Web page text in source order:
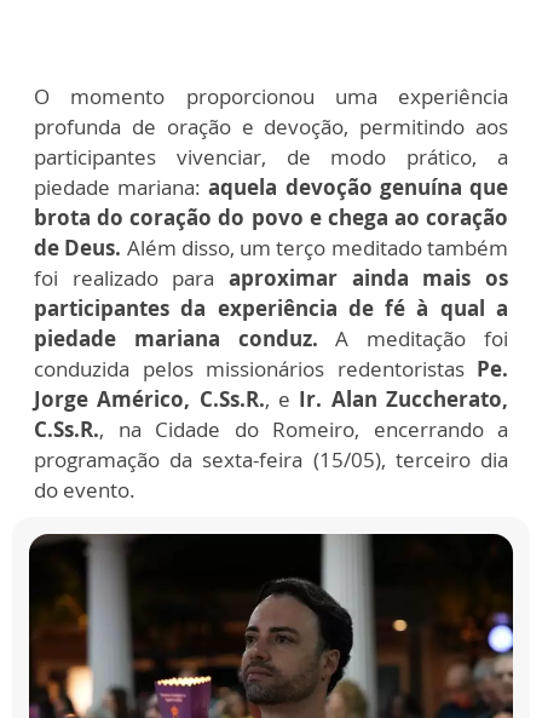
O momento proporcionou uma experiência
profunda de oração e devoção, permitindo aos
participantes vivenciar, de modo prático, a
piedade mariana:aquela devoção genuína que
brota do coração do povo e chega ao coração
de Deus. Além disso, um terço meditado também
foi realizado para aproximar ainda mais os
participantes da experiência de fé à qual a
piedade mariana conduz. A meditação foi
conduzida pelos missionários redentoristas Pe.
Jorge Américo, C.Ss.R., e Ir. Alan Zuccherato,
C.Ss.R., na Cidade do Romeiro, encerrando a
programação da sexta-feira (15/05), terceiro dia
do evento.